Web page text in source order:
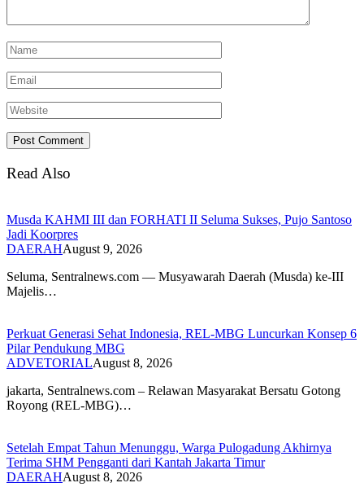
Read Also
Musda KAHMI III dan FORHATI II Seluma Sukses, Pujo Santoso
Jadi Koorpres
DAERAHAugust 9, 2026
Seluma, Sentralnews.com — Musyawarah Daerah (Musda) ke-III
Majelis…
Perkuat Generasi Sehat Indonesia, REL-MBG Luncurkan Konsep 6
Pilar Pendukung MBG
ADVETORIALAugust 8, 2026
‎jakarta, Sentralnews.com – Relawan Masyarakat Bersatu Gotong
Royong (REL-MBG)…
Setelah Empat Tahun Menunggu, Warga Pulogadung Akhirnya
Terima SHM Pengganti dari Kantah Jakarta Timur
DAERAHAugust 8, 2026